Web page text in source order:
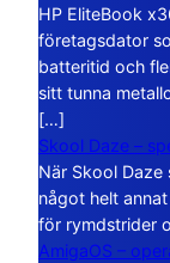
HP EliteBook
företagsdator
batteritid och
sitt tunna
[…]
Skool Daze –
När Skool
något helt
för rymdstrider
AmigaOS –